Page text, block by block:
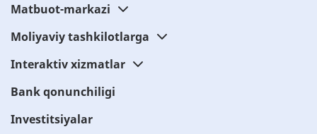
Matbuot-markazi
Moliyaviy tashkilotlarga
Interaktiv xizmatlar
Bank qonunchiligi
Investitsiyalar